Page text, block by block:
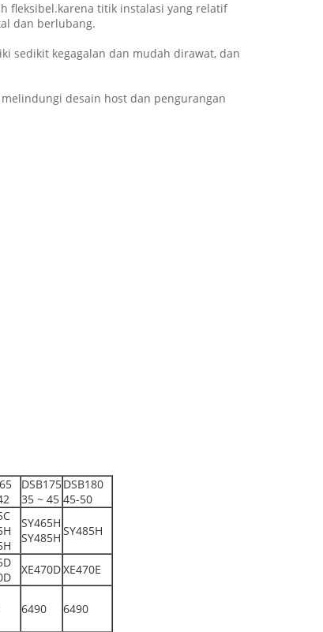
fleksibel.karena titik instalasi yang relatif
dan berlubang.
sedikit kegagalan dan mudah dirawat, dan
desain host dan pengurangan
DSB175
35 ~ 45
DSB180
45-50
SY465H
SY485H SY485H
XE470DXE470E
6490 6490